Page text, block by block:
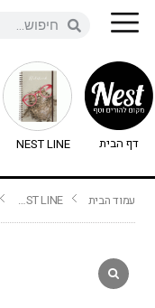
דף הבית NEST LINE
עמוד הבית NEST LINE